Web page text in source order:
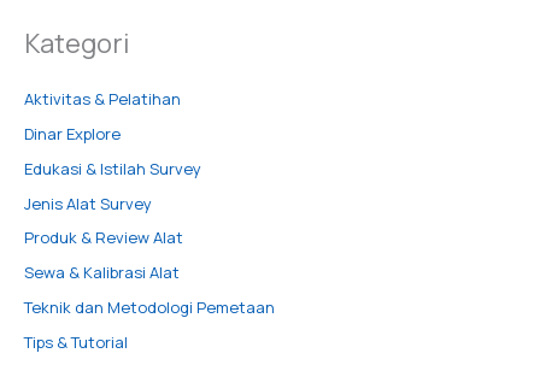
Kategori
Aktivitas & Pelatihan
Dinar Explore
Edukasi & Istilah Survey
Jenis Alat Survey
Produk & Review Alat
Sewa & Kalibrasi Alat
Teknik dan Metodologi Pemetaan
Tips & Tutorial